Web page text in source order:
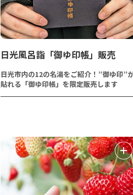
日光風呂詣「御ゆ印帳」販売
日光市内の12の名湯をご紹介！”御ゆ印”
貼れる「御ゆ印帳」を限定販売します